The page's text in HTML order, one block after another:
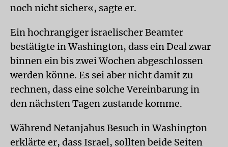
noch nicht sicher«, sagte er.
Ein hochrangiger israelischer Beamter
bestätigte in Washington, dass ein Deal zwar
binnen ein bis zwei Wochen abgeschlossen
werden könne. Es sei aber nicht damit zu
rechnen, dass eine solche Vereinbarung in
den nächsten Tagen zustande komme.
Während Netanjahus Besuch in Washington
erklärte er, dass Israel, sollten beide Seiten